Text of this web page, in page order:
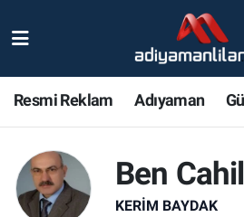
Resmi Reklam Adıyaman
Ben
KERIM BAYDAK
Röportajlar
Magazin
Nöbetçi Eczaneler
Adiyaman Namaz Vakitleri
Trafik Durumu